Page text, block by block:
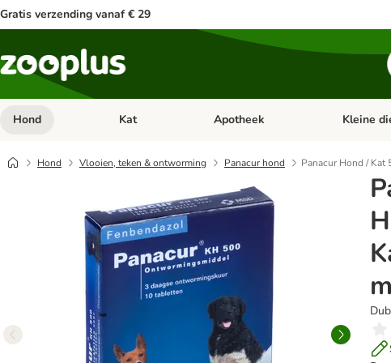
Gratis verzending vanaf € 29
Hond Open categorie menu: Hond
Kat Open categorie menu: Kat
Apotheek Open
Kleine
Hond Vlooien, teken & ontworming Panacur hond Panacur Hond / Kat